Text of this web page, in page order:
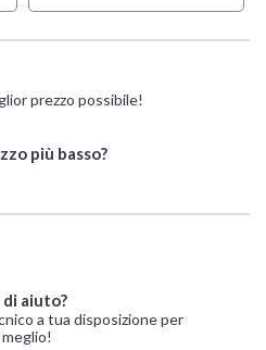
prezzo possibile!
più basso?
di aiuto?
a tua disposizione per